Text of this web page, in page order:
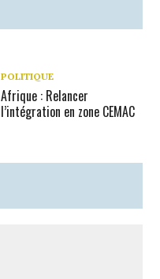
POLITIQUE
Afrique : Relancer
l’intégration en zone CEMAC